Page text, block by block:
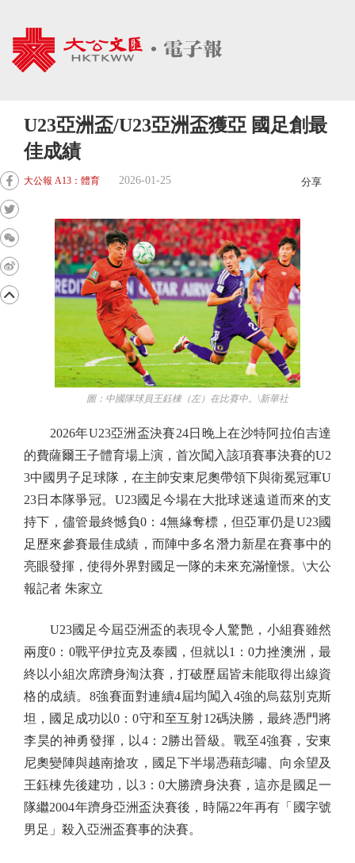
U23亞洲盃/U23亞洲盃獲亞 國足創最
佳成績
大公報 A13：體育 2026-01-25 分享
圖：中國隊球員王鈺棟（左）在比賽中。\新華社
2026年U23亞洲盃決賽24日晚上在沙特阿拉伯吉達
的費薩爾王子體育場上演，首次闖入該項賽事決賽的U2
3中國男子足球隊，在主帥安東尼奧帶領下與衛冕冠軍U
23日本隊爭冠。U23國足今場在大批球迷遠道而來的支
持下，儘管最終憾負0：4無緣奪標，但亞軍仍是U23國
足歷來參賽最佳成績，而陣中多名潛力新星在賽事中的
亮眼發揮，使得外界對國足一隊的未來充滿憧憬。\大公
報記者 朱家立
U23國足今屆亞洲盃的表現令人驚艷，小組賽雖然
兩度0：0戰平伊拉克及泰國，但就以1：0力挫澳洲，最
終以小組次席躋身淘汰賽，打破歷屆皆未能取得出線資
格的成績。8強賽面對連續4屆均闖入4強的烏茲別克斯
坦，國足成功以0：0守和至互射12碼決勝，最終憑門將
李昊的神勇發揮，以4：2勝出晉級。戰至4強賽，安東
尼奧變陣與越南搶攻，國足下半場憑藉彭嘯、向余望及
王鈺棟先後建功，以3：0大勝躋身決賽，這亦是國足一
隊繼2004年躋身亞洲盃決賽後，時隔22年再有「國字號
男足」殺入亞洲盃賽事的決賽。